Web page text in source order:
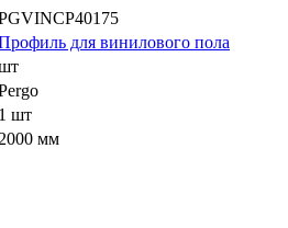
для винилового пола
1 шт
2000 мм